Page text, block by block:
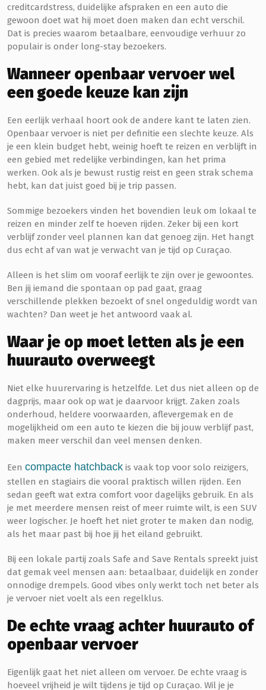
creditcardstress, duidelijke afspraken en een auto die
gewoon doet wat hij moet doen maken dan echt verschil.
Dat is precies waarom betaalbare, eenvoudige verhuur zo
populair is onder long-stay bezoekers.
Wanneer openbaar vervoer wel
een goede keuze kan zijn
Een eerlijk verhaal hoort ook de andere kant te laten zien.
Openbaar vervoer is niet per definitie een slechte keuze. Als
je een klein budget hebt, weinig hoeft te reizen en verblijft in
een gebied met redelijke verbindingen, kan het prima
werken. Ook als je bewust rustig reist en geen strak schema
hebt, kan dat juist goed bij je trip passen.
Sommige bezoekers vinden het bovendien leuk om lokaal te
reizen en minder zelf te hoeven rijden. Zeker bij een kort
verblijf zonder veel plannen kan dat genoeg zijn. Het hangt
dus echt af van wat je verwacht van je tijd op Curaçao.
Alleen is het slim om vooraf eerlijk te zijn over je gewoontes.
Ben jij iemand die spontaan op pad gaat, graag
verschillende plekken bezoekt of snel ongeduldig wordt van
wachten? Dan weet je het antwoord vaak al.
Waar je op moet letten als je een
huurauto overweegt
Niet elke huurervaring is hetzelfde. Let dus niet alleen op de
dagprijs, maar ook op wat je daarvoor krijgt. Zaken zoals
onderhoud, heldere voorwaarden, aflevergemak en de
mogelijkheid om een auto te kiezen die bij jouw verblijf past,
maken meer verschil dan veel mensen denken.
Een compacte hatchback is vaak top voor solo reizigers,
stellen en stagiairs die vooral praktisch willen rijden. Een
sedan geeft wat extra comfort voor dagelijks gebruik. En als
je met meerdere mensen reist of meer ruimte wilt, is een SUV
weer logischer. Je hoeft het niet groter te maken dan nodig,
als het maar past bij hoe jij het eiland gebruikt.
Bij een lokale partij zoals Safe and Save Rentals spreekt juist
dat gemak veel mensen aan: betaalbaar, duidelijk en zonder
onnodige drempels. Good vibes only werkt toch net beter als
je vervoer niet voelt als een regelklus.
De echte vraag achter huurauto of
openbaar vervoer
Eigenlijk gaat het niet alleen om vervoer. De echte vraag is
hoeveel vrijheid je wilt tijdens je tijd op Curaçao. Wil je je